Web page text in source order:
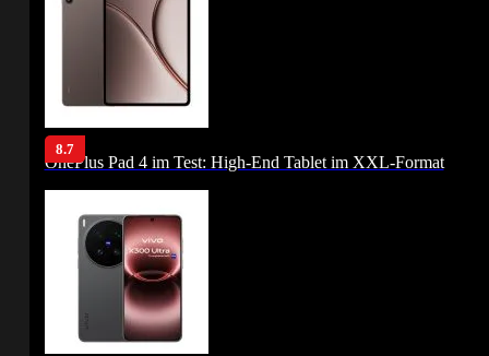
8.7
OnePlus Pad 4 im Test: High-End Tablet im XXL-Format